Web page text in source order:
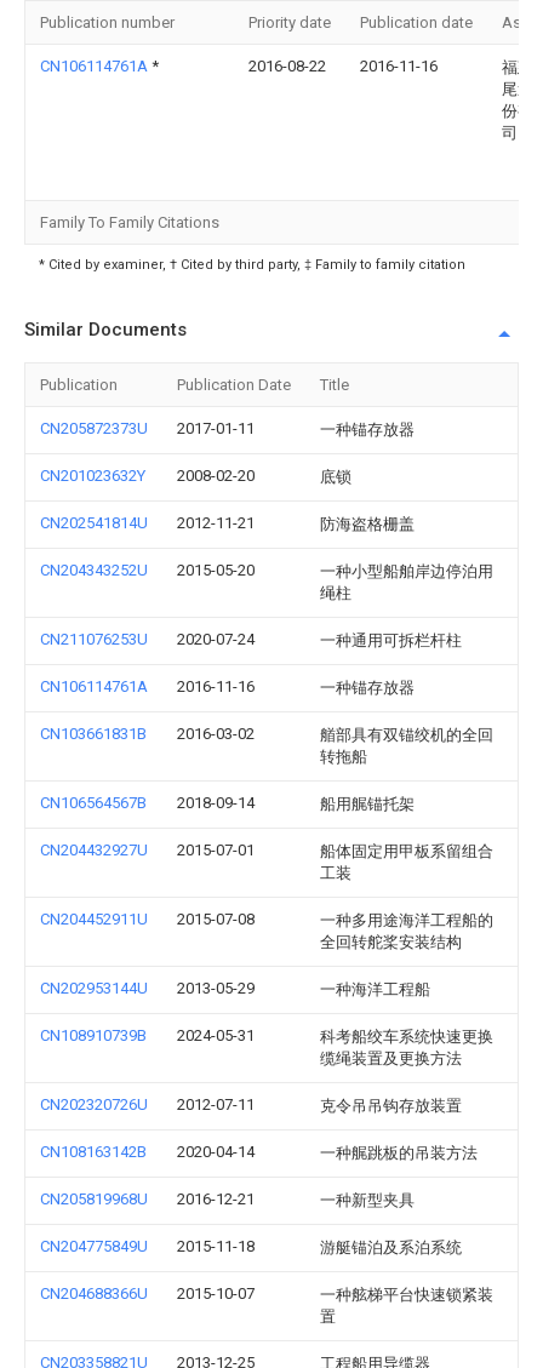
Publication number Priority date Publication date
CN106114761A * 2016-08-22 2016-11-16
福建
尾造
份有
司
Family To Family Citations
* Cited by examiner, † Cited by third party, ‡ Family to family citation
Similar Documents
Publication Publication Date Title
CN205872373U 2017-01-11 一种锚存放器
CN201023632Y 2008-02-20 底锁
CN202541814U 2012-11-21 防海盗格栅盖
CN204343252U 2015-05-20
一种小型船舶岸边停泊用
绳柱
CN211076253U 2020-07-24 一种通用可拆栏杆柱
CN106114761A 2016-11-16 一种锚存放器
CN103661831B 2016-03-02
艏部具有双锚绞机的全回
转拖船
CN106564567B 2018-09-14 船用艉锚托架
CN204432927U 2015-07-01
船体固定用甲板系留组合
工装
CN204452911U 2015-07-08
一种多用途海洋工程船的
全回转舵桨安装结构
CN202953144U 2013-05-29 一种海洋工程船
CN108910739B 2024-05-31
科考船绞车系统快速更换
缆绳装置及更换方法
CN202320726U 2012-07-11 克令吊吊钩存放装置
CN108163142B 2020-04-14 一种艉跳板的吊装方法
CN205819968U 2016-12-21 一种新型夹具
CN204775849U 2015-11-18 游艇锚泊及系泊系统
CN204688366U 2015-10-07
一种舷梯平台快速锁紧装
置
CN203358821U 2013-12-25 工程船用导缆器